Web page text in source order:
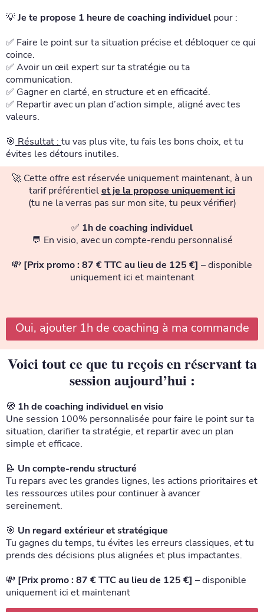
💡Je te propose 1 heure de coaching individuel pour :
✅ Faire le point sur ta situation précise et débloquer ce qui
coince.
✅ Avoir un œil expert sur ta stratégie ou ta
communication.
✅ Gagner en clarté, en structure et en efficacité.
✅ Repartir avec un plan d’action simple, aligné avec tes
valeurs.
🎯 Résultat : tu vas plus vite, tu fais les bons choix, et tu
évites les détours inutiles.
🚀 Cette offre est réservée uniquement maintenant, à un
tarif préférentielet je la propose uniquement ici
(tu ne la verras pas sur mon site, tu peux vérifier)
✅ 1h de coaching individuel
💬 En visio, avec un compte-rendu personnalisé
💸 [Prix promo : 87 € TTC au lieu de 125 €] – disponible
uniquement ici et maintenant
Oui, ajouter 1h de coaching à ma commande
Voici tout ce que tu reçois en réservant ta
session aujourd’hui :
🧭 1h de coaching individuel en visio
Une session 100% personnalisée pour faire le point sur ta
situation, clarifier ta stratégie, et repartir avec un plan
simple et efficace.
📝 Un compte-rendu structuré
Tu repars avec les grandes lignes, les actions prioritaires et
les ressources utiles pour continuer à avancer
sereinement.
🎯 Un regard extérieur et stratégique
Tu gagnes du temps, tu évites les erreurs classiques, et tu
prends des décisions plus alignées et plus impactantes.
💸 [Prix promo : 87 € TTC au lieu de 125 €] – disponible
uniquement ici et maintenant